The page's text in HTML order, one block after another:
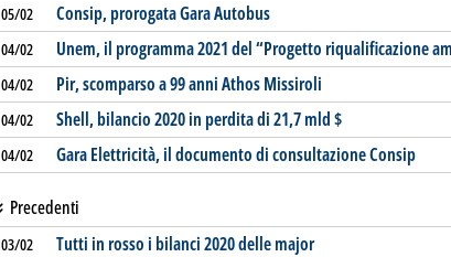
05/02 Consip, prorogata Gara Autobus
04/02 Unem, il programma 2021 del “Progetto riqualificazione
04/02 Pir, scomparso a 99 anni Athos Missiroli
04/02 Shell, bilancio 2020 in perdita di 21,7 mld $
04/02 Gara Elettricità, il documento di consultazione Consip
Precedenti
03/02 Tutti in rosso i bilanci 2020 delle major